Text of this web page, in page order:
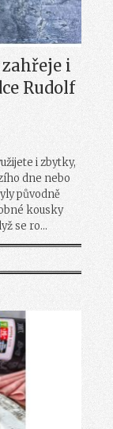
i
Rudolf
i zbytky,
dne nebo
původně
kousky
se ro...